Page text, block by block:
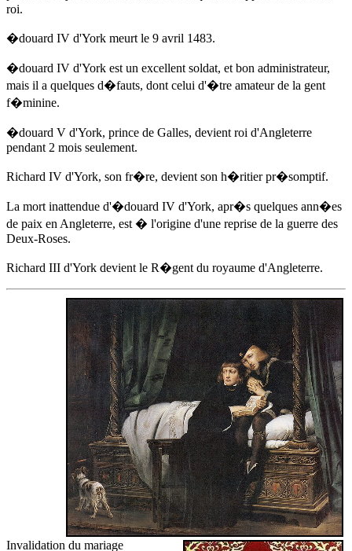
roi.
�douard IV d'York meurt le 9 avril 1483.
�douard IV d'York est un excellent soldat, et bon administrateur,
mais il a quelques d�fauts, dont celui d'�tre amateur de la gent
f�minine.
�douard V d'York, prince de Galles, devient roi d'Angleterre
pendant 2 mois seulement.
Richard IV d'York, son fr�re, devient son h�ritier pr�somptif.
La mort inattendue d'�douard IV d'York, apr�s quelques ann�es
de paix en Angleterre, est � l'origine d'une reprise de la guerre des
Deux-Roses.
Richard III d'York devient le R�gent du royaume d'Angleterre.
Invalidation du mariage